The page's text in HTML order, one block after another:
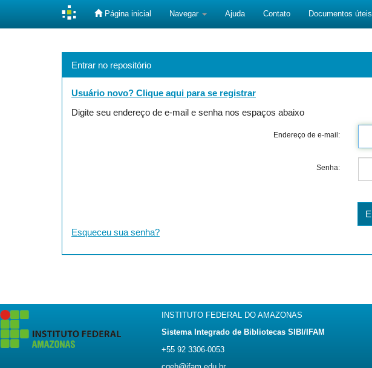
Página inicial Navegar Ajuda Contato Documentos úteis
Entrar no repositório
Usuário novo? Clique aqui para se registrar
Digite seu endereço de e-mail e senha nos espaços abaixo
Endereço de e-mail:
Senha:
Esqueceu sua senha?
INSTITUTO FEDERAL DO AMAZONAS
Sistema Integrado de Bibliotecas SIBI/IFAM
+55 92 3306-0053